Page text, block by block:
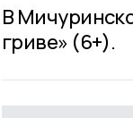
В
гриве» (6+).